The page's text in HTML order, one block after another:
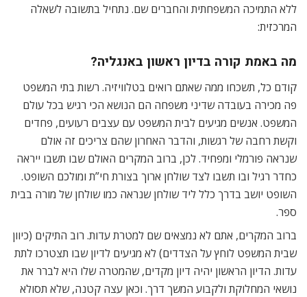
ללא התמיכה המשפחתית והחברים שם. נתחיל בתשובה לשאלה
המרכזית:
מה באמת קורה בדיון ראשון באנגליה?
קודם כל, תשכחו ממה שאתם רואים בטלוויזיה. רשות בתי המשפט
פה מכירה בעובדה שדיני משפחה הם הנושא הכי רגיש בכל עולם
המשפט. אנשים מגיעים לבית המשפט עם עצבים רעועים, פחדים
וקשת רחבה של רגשות, והדבר האחרון שהם צריכים זה אולם
שנראה פורמלי ומפחיד. לכן, ברוב המקרים האולם שבו תשבו ייראה
כחדר רגיל ובו תשבו לצד שולחן ארוך בצורת חי”ת ומולכם השופט.
השופט יושב בדרך כלל ליד שולחן שנראה כמו שולחן של מורה בבית
ספר.
ברוב המקרים, אתם לא נמצאים שם למטרת עדות. רוב התיקים (כיוון
שבית המשפט לוחץ על הצדדים) לא מגיעים לדיון שבו תצטרכו לתת
עדות. הדיון הראשון יהיה דיון מקדים, שהמטרה שלו היא לברר את
נושאי המחלוקת ולקבוע המשך דרך. וכאן עצה קטנה, שלא תסולא